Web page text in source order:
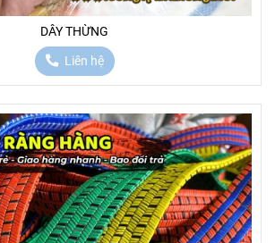
DÂY THỪNG
Liên hệ